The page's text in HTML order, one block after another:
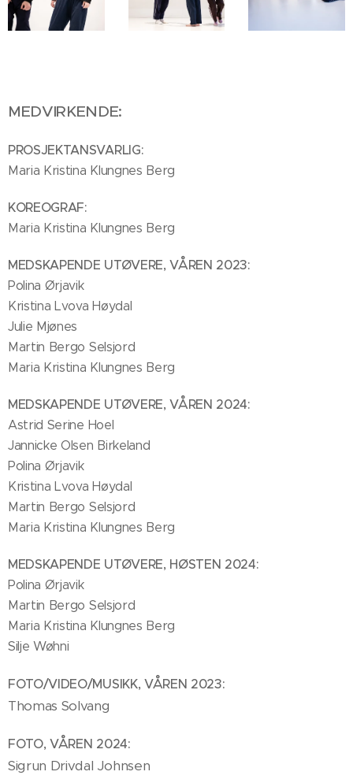
MEDVIRKENDE:
PROSJEKTANSVARLIG:
Maria Kristina Klungnes Berg
KOREOGRAF:
Maria Kristina Klungnes Berg
MEDSKAPENDE UTØVERE, VÅREN 2023:
Polina Ørjavik
Kristina Lvova Høydal
Julie Mjønes
Martin Bergo Selsjord
Maria Kristina Klungnes Berg
MEDSKAPENDE UTØVERE, VÅREN 2024:
Astrid Serine Hoel
Jannicke Olsen Birkeland
Polina Ørjavik
Kristina Lvova Høydal
Martin Bergo Selsjord
Maria Kristina Klungnes Berg
MEDSKAPENDE UTØVERE, HØSTEN 2024:
Polina Ørjavik
Martin Bergo Selsjord
Maria Kristina Klungnes Berg
Silje Wøhni
FOTO/VIDEO/MUSIKK, VÅREN 2023:
Thomas Solvang
FOTO, VÅREN 2024:
Sigrun Drivdal Johnsen